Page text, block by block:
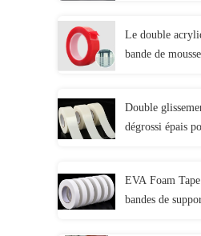
Le double
bande de
Double
dégrossi épais
EVA Foam
bandes de